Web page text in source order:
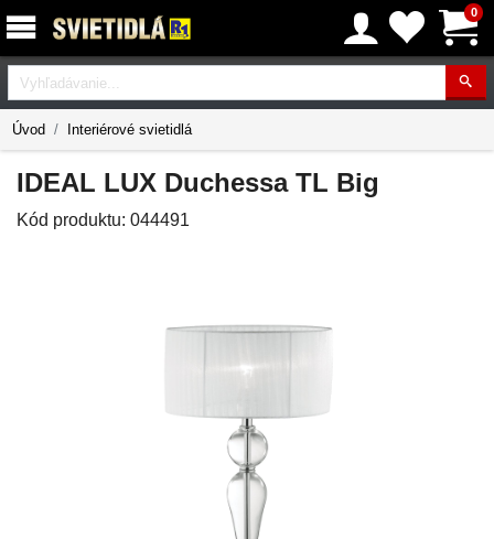
0
Vyhľadávanie
Úvod Interiérové svietidlá
IDEAL LUX Duchessa TL Big
Kód produktu: 044491